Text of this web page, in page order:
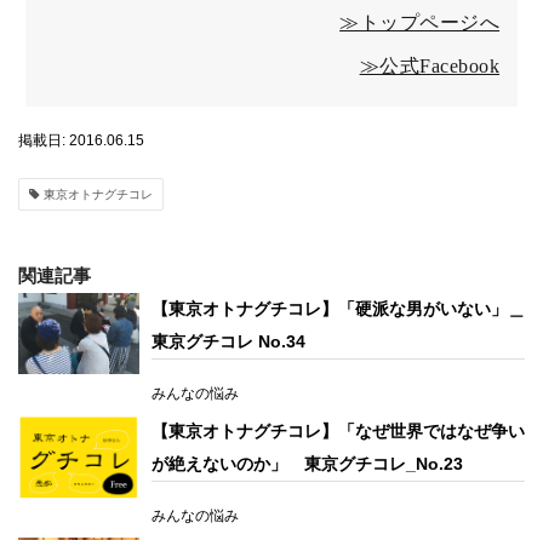
≫トップページへ
≫公式Facebook
掲載日: 2016.06.15
東京オトナグチコレ
関連記事
【東京オトナグチコレ】「硬派な男がいない」＿
東京グチコレ No.34
みんなの悩み
【東京オトナグチコレ】「なぜ世界ではなぜ争い
が絶えないのか」 東京グチコレ_No.23
みんなの悩み